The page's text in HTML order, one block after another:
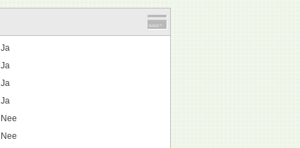
Ja
Ja
Ja
Ja
Nee
Nee